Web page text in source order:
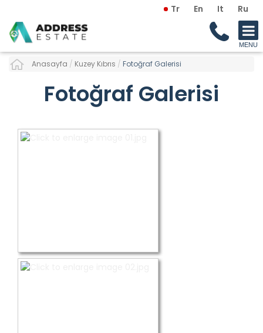
Tr En It Ru
Anasayfa / Kuzey Kıbrıs / Fotoğraf Galerisi
Fotoğraf Galerisi